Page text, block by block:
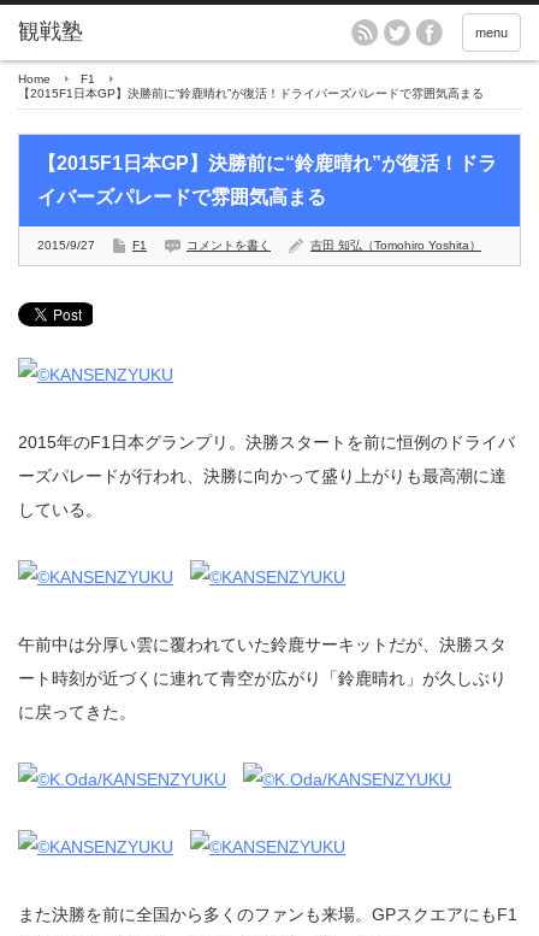
menu
Home
F1
【2015F1日本GP】決勝前に“鈴鹿晴れ”が復活！ドライバーズパレードで雰囲気高まる
【2015F1日本GP】決勝前に“鈴鹿晴れ”が復活！ドラ
イバーズパレードで雰囲気高まる
2015/9/27 F1 コメントを書く 吉田 知弘（Tomohiro Yoshita）
2015年のF1日本グランプリ。決勝スタートを前に恒例のドライバ
ーズパレードが行われ、決勝に向かって盛り上がりも最高潮に達
している。
午前中は分厚い雲に覆われていた鈴鹿サーキットだが、決勝スタ
ート時刻が近づくに連れて青空が広がり「鈴鹿晴れ」が久しぶり
に戻ってきた。
また決勝を前に全国から多くのファンも来場。GPスクエアにもF1